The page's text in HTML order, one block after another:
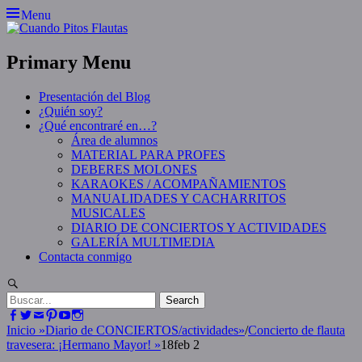
Skip
to
Menu
Primary Menu
Presentación del Blog
¿Quién soy?
¿Qué encontraré en…?
Área de alumnos
MATERIAL PARA PROFES
DEBERES MOLONES
KARAOKES / ACOMPAÑAMIENTOS
MANUALIDADES Y CACHARRITOS
MUSICALES
DIARIO DE CONCIERTOS Y ACTIVIDADES
GALERÍA MULTIMEDIA
Contacta conmigo
Search
for:Facebook
Twitter
EmailPinterest
YouTube
Inicio »Diario de CONCIERTOS/actividades»/Concierto de flauta
travesera: ¡Hermano Mayor! »18feb 2